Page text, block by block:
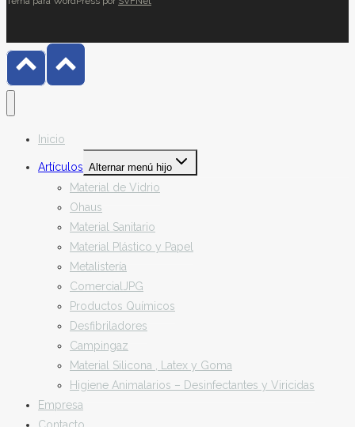
Inicio
Artículos Alternar menú hijo
Material de Vidrio
Ohaus
Material Sanitario
Material Plástico y Papel
Metalistería
ComercialJPG
Productos Químicos
Desfibriladores
Campingaz
Material Silicona , Latex y Goma
Higiene Animalarios – Desinfectantes y Viricidas
Empresa
Contacto